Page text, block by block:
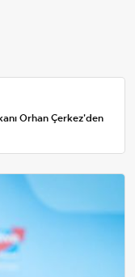
Orhan Çerkez'den